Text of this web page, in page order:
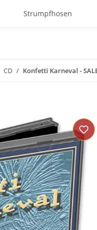
Strumpfhosen
CD Konfetti Karneval -